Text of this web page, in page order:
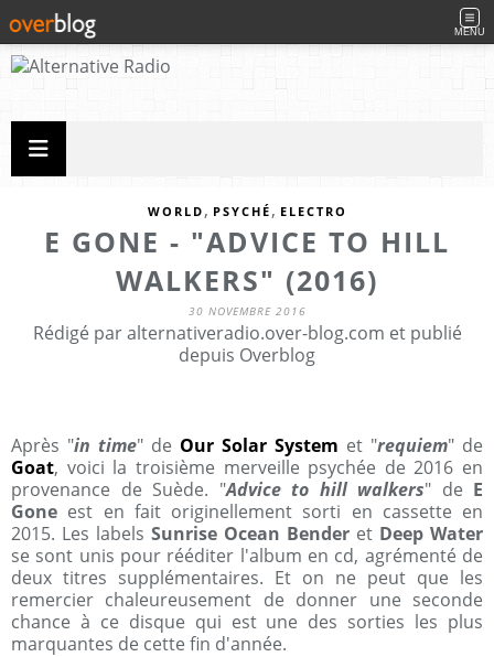
MENU
WORLD , PSYCHÉ , ELECTRO
E GONE - "ADVICE TO HILL
WALKERS" (2016)
30 NOVEMBRE 2016
Rédigé par alternativeradio.over-blog.com et publié
depuis Overblog
Après "in time" de Our Solar System et "requiem" de
Goat, voici la troisième merveille psychée de 2016 en
provenance de Suède. "Advice to hill walkers" de E
Gone est en fait originellement sorti en cassette en
2015. Les labels Sunrise Ocean Bender et Deep Water
se sont unis pour rééditer l'album en cd, agrémenté de
deux titres supplémentaires. Et on ne peut que les
remercier chaleureusement de donner une seconde
chance à ce disque qui est une des sorties les plus
marquantes de cette fin d'année.